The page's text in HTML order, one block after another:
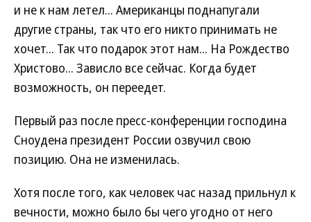
и не к нам летел... Американцы поднапугали
другие страны, так что его никто принимать не
хочет... Так что подарок этот нам... На Рождество
Христово... Зависло все сейчас. Когда будет
возможность, он переедет.
Первый раз после пресс-конференции господина
Сноудена президент России озвучил свою
позицию. Она не изменилась.
Хотя после того, как человек час назад прильнул к
вечности, можно было бы чего угодно от него